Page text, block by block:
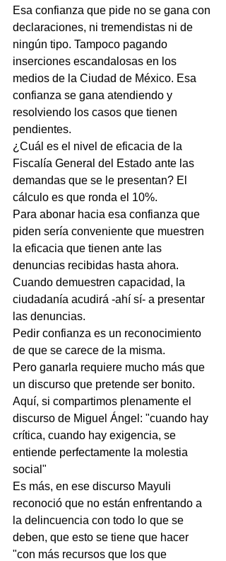
Esa confianza que pide no se gana con
declaraciones, ni tremendistas ni de
ningún tipo. Tampoco pagando
inserciones escandalosas en los
medios de la Ciudad de México. Esa
confianza se gana atendiendo y
resolviendo los casos que tienen
pendientes.
¿Cuál es el nivel de eficacia de la
Fiscalía General del Estado ante las
demandas que se le presentan? El
cálculo es que ronda el 10%.
Para abonar hacia esa confianza que
piden sería conveniente que muestren
la eficacia que tienen ante las
denuncias recibidas hasta ahora.
Cuando demuestren capacidad, la
ciudadanía acudirá -ahí sí- a presentar
las denuncias.
Pedir confianza es un reconocimiento
de que se carece de la misma.
Pero ganarla requiere mucho más que
un discurso que pretende ser bonito.
Aquí, si compartimos plenamente el
discurso de Miguel Ángel: "cuando hay
crítica, cuando hay exigencia, se
entiende perfectamente la molestia
social"
Es más, en ese discurso Mayuli
reconoció que no están enfrentando a
la delincuencia con todo lo que se
deben, que esto se tiene que hacer
"con más recursos que los que